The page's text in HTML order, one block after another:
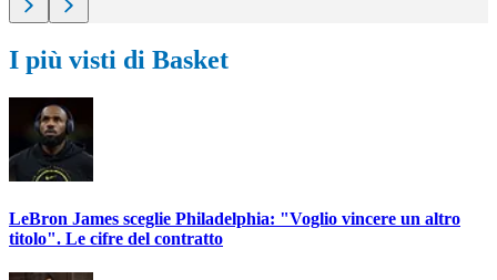
I più visti di Basket
LeBron James sceglie Philadelphia: "Voglio vincere un altro
titolo". Le cifre del contratto